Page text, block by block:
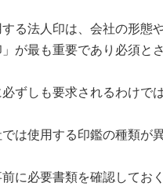
る法人印は、会社の形態
が最も重要であり必須と
ずしも要求されるわけで
は使用する印鑑の種類が
に必要書類を確認してお